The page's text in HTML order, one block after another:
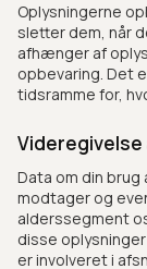
Oplysningerne
sletter dem, når
afhænger af
opbevaring. Det
tidsramme for,
Data om din brug
modtager og
alderssegment
disse
er involveret i